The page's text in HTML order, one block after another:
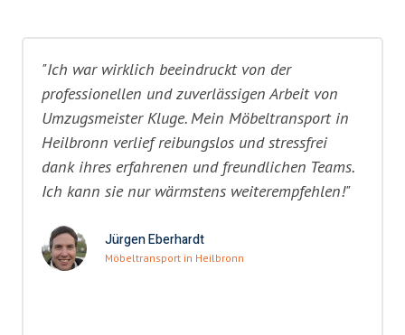
"Ich war wirklich beeindruckt von der
professionellen und zuverlässigen Arbeit von
Umzugsmeister Kluge. Mein Möbeltransport in
Heilbronn verlief reibungslos und stressfrei
dank ihres erfahrenen und freundlichen Teams.
Ich kann sie nur wärmstens weiterempfehlen!"
Jürgen Eberhardt
Möbeltransport in Heilbronn